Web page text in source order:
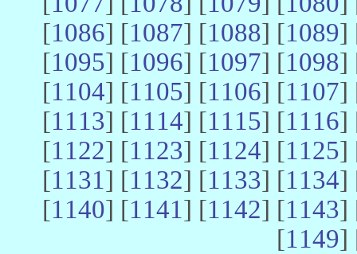
[1086] [1087] [1088] [1089]
[1095] [1096] [1097] [1098]
[1104] [1105] [1106] [1107]
[1113] [1114] [1115] [1116]
[1122] [1123] [1124] [1125]
[1131] [1132] [1133] [1134]
[1140] [1141] [1142] [1143]
[1149]